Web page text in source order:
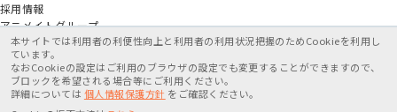
採用情報
アニメイトグループ
特定商取引法に基づく表記
本サイトでは利用者の利便性向上と利用者の利用状況把握のためCookieを利用し
ています。
なおCookieの設定はご利用のブラウザの設定でも変更することができますので、
ブロックを希望される場合等にご利用ください。
詳細については 個人情報保護方針 をご確認ください。